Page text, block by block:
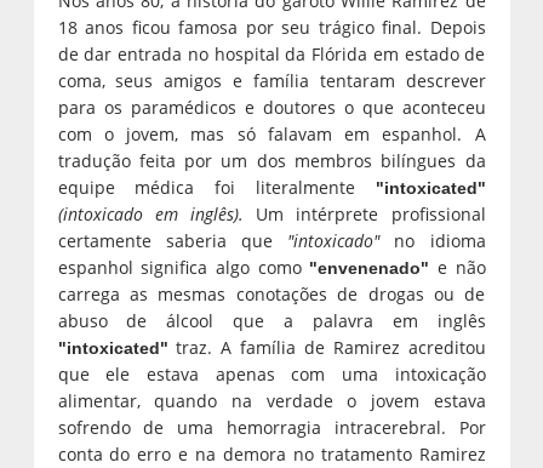
18 anos ficou famosa por seu trágico final. Depois
de dar entrada no hospital da Flórida em estado de
coma, seus amigos e família tentaram descrever
para os paramédicos e doutores o que aconteceu
com o jovem, mas só falavam em espanhol. A
tradução feita por um dos membros bilíngues da
equipe médica foi literalmente
"intoxicated"
(intoxicado em inglês). Um intérprete profissional
certamente saberia que "intoxicado"no idioma
espanhol significa algo como "envenenado" e não
carrega as mesmas conotações de drogas ou de
abuso de álcool que a palavra em inglês
"intoxicated"traz. A família de Ramirez acreditou
que ele estava apenas com uma intoxicação
alimentar, quando na verdade o jovem estava
sofrendo de uma hemorragia intracerebral. Por
conta do erro e na demora no tratamento Ramirez